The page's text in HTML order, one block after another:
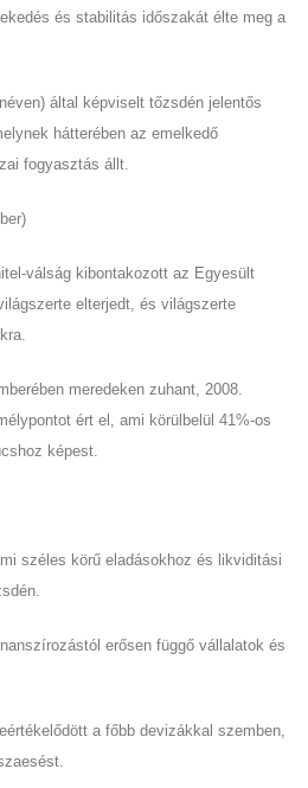
és stabilitás időszakát élte meg a
által képviselt tőzsdén jelentős
hátterében az emelkedő
fogyasztás állt.
válság kibontakozott az Egyesült
elterjedt, és világszerte
meredeken zuhant, 2008.
ért el, ami körülbelül 41%-os
képest.
széles körű eladásokhoz és likviditási
erősen függő vállalatok és
a főbb devizákkal szemben,